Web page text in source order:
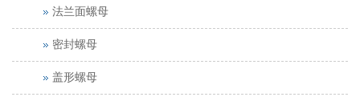
法兰面螺母
密封螺母
盖形螺母